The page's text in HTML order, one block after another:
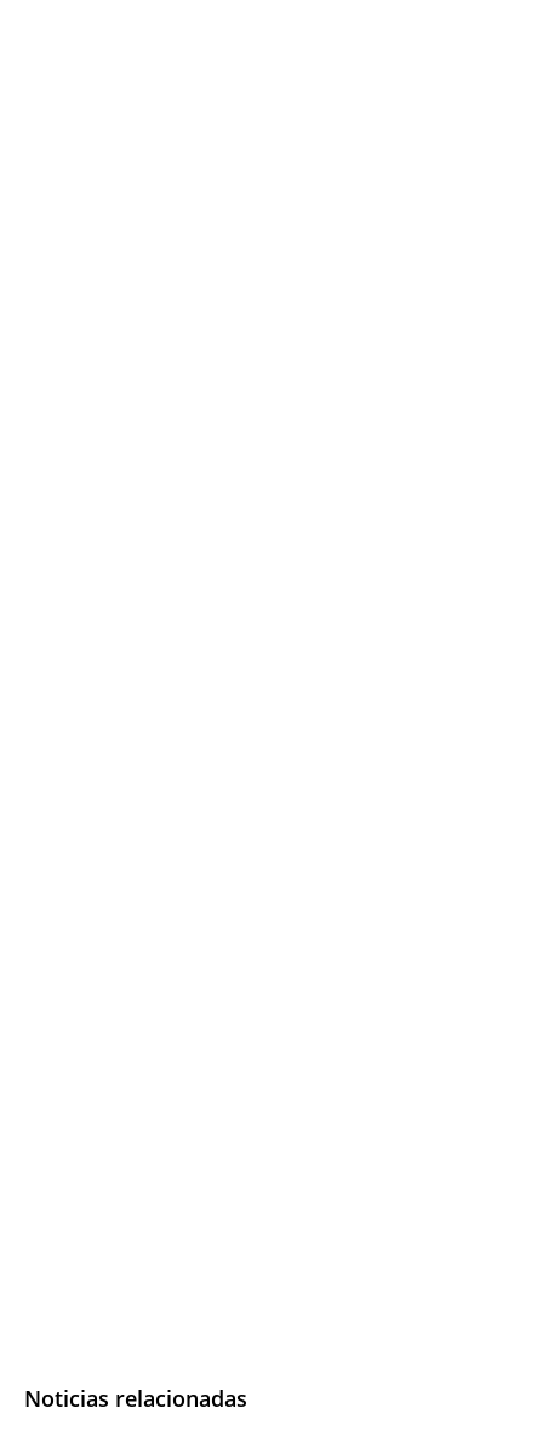
Noticias relacionadas